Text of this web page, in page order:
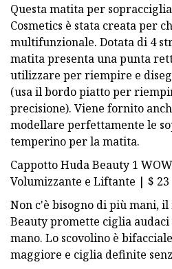
Questa matita per
Cosmetics è stata creata per
multifunzionale. Dotata di 4
matita presenta una punta
utilizzare per riempire e
(usa il bordo piatto per
precisione). Viene fornito
modellare perfettamente le
temperino per la matita.
Cappotto Huda Beauty 1
Volumizzante e Liftante | $ 23
Non c'è bisogno di più mani,
Beauty promette ciglia
mano. Lo scovolino è
maggiore e ciglia definite